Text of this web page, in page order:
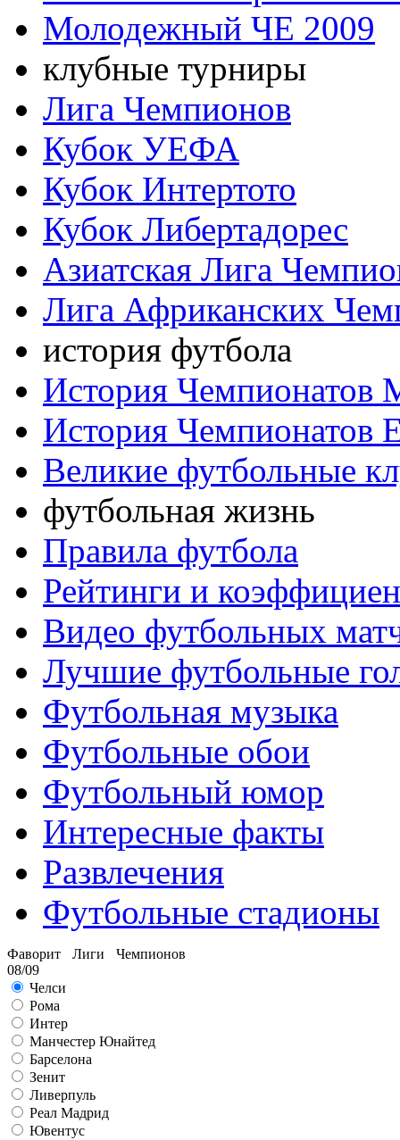
Молодежный ЧЕ 2009
клубные турниры
Лига Чемпионов
Кубок УЕФА
Кубок Интертото
Кубок Либертадорес
Азиатская Лига
Лига Африканских
история футбола
История Чемпионатов
История Чемпионатов
Великие футбольные
футбольная жизнь
Правила футбола
Рейтинги и
Видео футбольных
Лучшие футбольные
Футбольная музыка
Футбольные обои
Футбольный юмор
Интересные факты
Развлечения
Футбольные стадионы
Фаворит Лиги Чемпионов
08/09
Челси
Рома
Интер
Манчестер Юнайтед
Барселона
Зенит
Ливерпуль
Реал Мадрид
Ювентус